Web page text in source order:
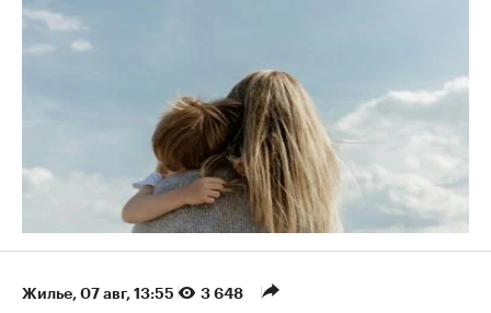
Жилье 07 авг, 13:55 3 648